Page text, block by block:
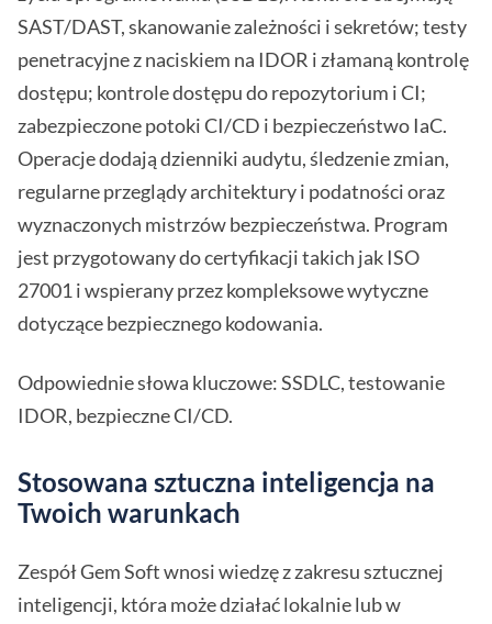
SAST/DAST, skanowanie zależności i sekretów; testy
penetracyjne z naciskiem na IDOR i złamaną kontrolę
dostępu; kontrole dostępu do repozytorium i CI;
zabezpieczone potoki CI/CD i bezpieczeństwo IaC.
Operacje dodają dzienniki audytu, śledzenie zmian,
regularne przeglądy architektury i podatności oraz
wyznaczonych mistrzów bezpieczeństwa. Program
jest przygotowany do certyfikacji takich jak ISO
27001 i wspierany przez kompleksowe wytyczne
dotyczące bezpiecznego kodowania.
Odpowiednie słowa kluczowe: SSDLC, testowanie
IDOR, bezpieczne CI/CD.
Stosowana sztuczna inteligencja na
Twoich warunkach
Zespół Gem Soft wnosi wiedzę z zakresu sztucznej
inteligencji, która może działać lokalnie lub w